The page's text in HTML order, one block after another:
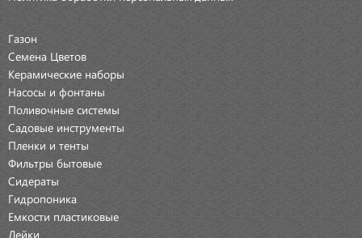
Газон
Семена Цветов
Керамические наборы
Насосы и фонтаны
Поливочные системы
Садовые инструменты
Пленки и тенты
Фильтры бытовые
Сидераты
Гидропоника
Емкости пластиковые
Лейки